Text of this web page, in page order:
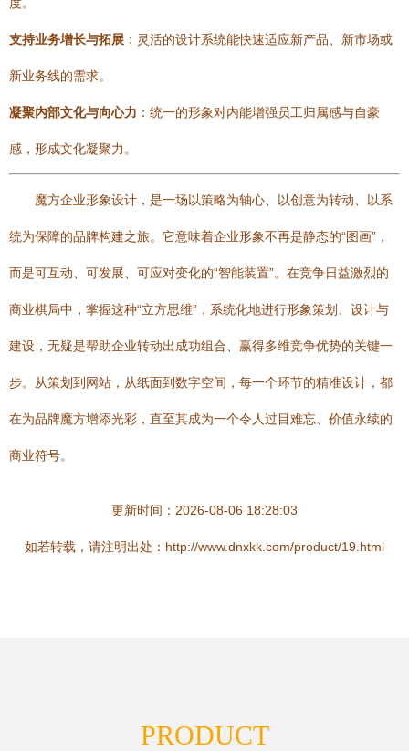
支持业务增长与拓展 ：灵活的设计系统能快速适应新产品、新市场或
新业务线的需求。
凝聚内部文化与向心力 ：统一的形象对内能增强员工归属感与自豪
感，形成文化凝聚力。
魔方企业形象设计，是一场以策略为轴心、以创意为转动、以系
统为保障的品牌构建之旅。它意味着企业形象不再是静态的“图画”，
而是可互动、可发展、可应对变化的“智能装置”。在竞争日益激烈的
商业棋局中，掌握这种“立方思维”，系统化地进行形象策划、设计与
建设，无疑是帮助企业转动出成功组合、赢得多维竞争优势的关键一
步。从策划到网站，从纸面到数字空间，每一个环节的精准设计，都
在为品牌魔方增添光彩，直至其成为一个令人过目难忘、价值永续的
商业符号。
更新时间：2026-08-06 18:28:03
如若转载，请注明出处：http://www.dnxkk.com/product/19.html
PRODUCT